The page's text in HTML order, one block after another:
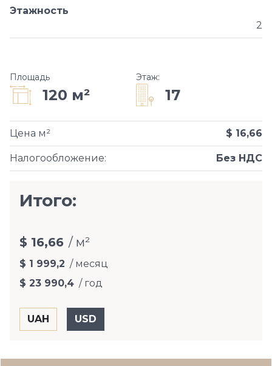
Этажность
2
Площадь
120 м²
Этаж:
17
Налогообложение: Без НДС
Цена м² $ 16,66
Итого:
$ 16,66 / м²
$ 1 999,2 / месяц
$ 23 990,4 / год